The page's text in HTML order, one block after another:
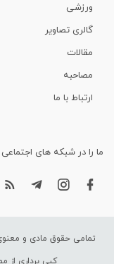
ورزشی
گالری تصاویر
مقالات
مصاحبه
ارتباط با ما
ما را در شبکه های اجتماعی
تمامی حقوق مادی و
کپی برداری از